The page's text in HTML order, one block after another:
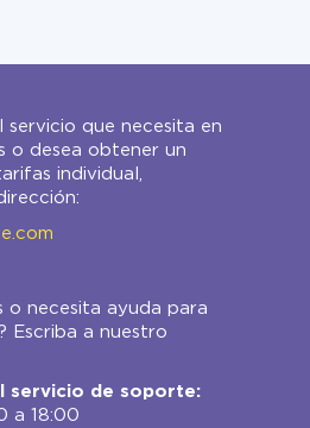
que necesita en
o desea obtener un
individual,
o necesita ayuda para
Escriba a nuestro
servicio de soporte:
a 18:00